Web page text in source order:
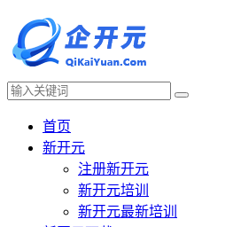
首页
新开元
注册新开元
新开元培训
新开元最新培训